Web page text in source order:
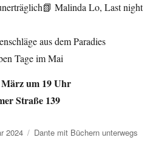
Malinda Lo, Last night
aus dem Paradies
Tage im Mai
um 19 Uhr
Straße 139
2024 Kategorien
Dante mit Büchern unterwegs